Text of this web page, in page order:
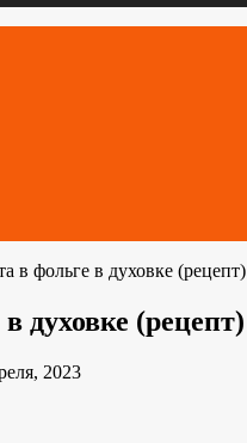
в фольге в духовке (рецепт)
духовке (рецепт)
2023